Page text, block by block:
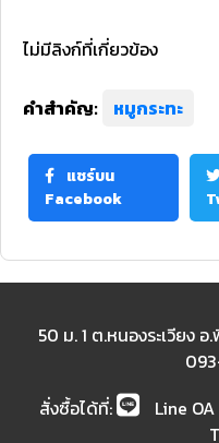
ไม่มีลิงก์ที่เกี่ยวข้อง
คำสำคัญ: หมูกระทะ
แชร์บน
Facebook
50 ม. 1 ต.หนองระเวียง
สั่งซื้อได้ที่:
Line OA